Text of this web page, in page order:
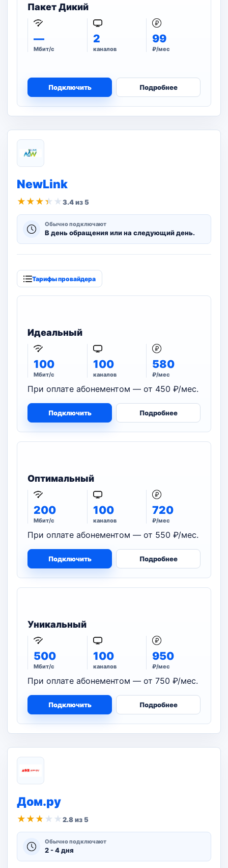
Пакет Дикий
—
Мбит/с
2
каналов
99
₽/мес
Подключить Подробнее
NewLink
★ ★ ★ ★ ★3.4 из 5
Обычно подключают
В день обращения или на следующий день.
Тарифы провайдера
Идеальный
100
Мбит/с
100
каналов
580
₽/мес
При оплате абонементом — от 450 ₽/мес.
Подключить Подробнее
Оптимальный
200
Мбит/с
100
каналов
720
₽/мес
При оплате абонементом — от 550 ₽/мес.
Подключить Подробнее
Уникальный
500
Мбит/с
100
каналов
950
₽/мес
При оплате абонементом — от 750 ₽/мес.
Подключить Подробнее
Дом.ру
★ ★ ★ ★ ★2.8 из 5
Обычно подключают
2 - 4 дня